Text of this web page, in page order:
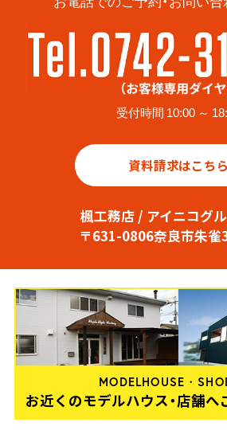
受付時間 10:00 ～
資料請求はこちら
楓工務店 / アイニコグ
〒631-0806奈良市朱雀
MODELHOUSE・
お近くのモデルハウス・店舗へ